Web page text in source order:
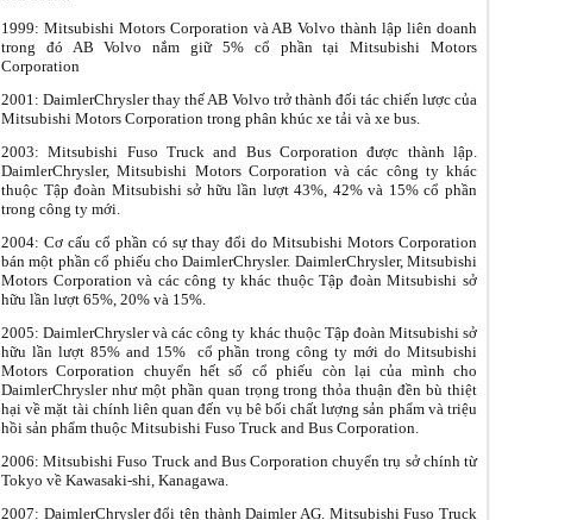
1999: Mitsubishi Motors Corporation và AB Volvo thành lập liên doanh
trong đó AB Volvo nắm giữ 5% cổ phần tại Mitsubishi Motors
Corporation
2001: DaimlerChrysler thay thế AB Volvo trở thành đối tác chiến lược của
Mitsubishi Motors Corporation trong phân khúc xe tải và xe bus.
2003: Mitsubishi Fuso Truck and Bus Corporation được thành lập.
DaimlerChrysler, Mitsubishi Motors Corporation và các công ty khác
thuộc Tập đoàn Mitsubishi sở hữu lần lượt 43%, 42% và 15% cổ phần
trong công ty mới.
2004: Cơ cấu cổ phần có sự thay đổi do Mitsubishi Motors Corporation
bán một phần cổ phiếu cho DaimlerChrysler. DaimlerChrysler, Mitsubishi
Motors Corporation và các công ty khác thuộc Tập đoàn Mitsubishi sở
hữu lần lượt 65%, 20% và 15%.
2005: DaimlerChrysler và các công ty khác thuộc Tập đoàn Mitsubishi sở
hữu lần lượt 85% and 15% cổ phần trong công ty mới do Mitsubishi
Motors Corporation chuyển hết số cổ phiếu còn lại của mình cho
DaimlerChrysler như một phần quan trọng trong thỏa thuận đền bù thiệt
hại về mặt tài chính liên quan đến vụ bê bối chất lượng sản phẩm và triệu
hồi sản phẩm thuộc Mitsubishi Fuso Truck and Bus Corporation.
2006: Mitsubishi Fuso Truck and Bus Corporation chuyển trụ sở chính từ
Tokyo về Kawasaki-shi, Kanagawa.
2007: DaimlerChrysler đổi tên thành Daimler AG. Mitsubishi Fuso Truck